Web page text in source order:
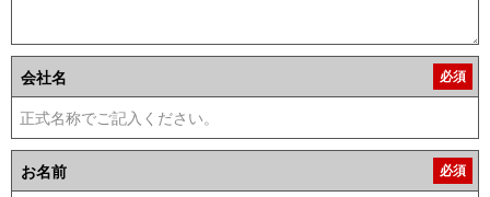
会社名 必須
お名前 必須